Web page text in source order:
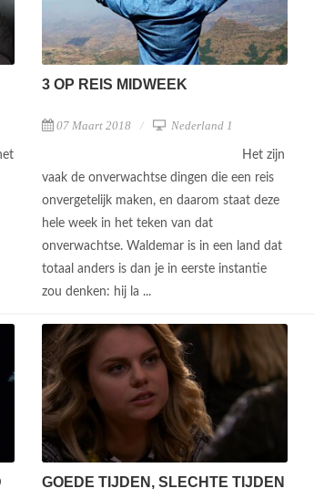
3 OP REIS MIDWEEK
07 Maart 2018 Nederland 1
Het zijn
vaak de onverwachtse dingen die een reis
onvergetelijk maken, en daarom staat deze
hele week in het teken van dat
onverwachtse. Waldemar is in een land dat
totaal anders is dan je in eerste instantie
zou denken: hij la ...
GOEDE TIJDEN, SLECHTE TIJDEN